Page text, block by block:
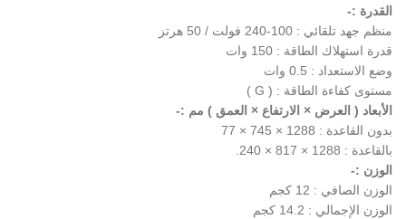
القدرة :-
منظم جهد تلقائي : 100-240 فولت / 50 هرتز
قدرة استهلاك الطاقة : 150 وات
وضع الاستعداد : 0.5 وات
مستوى كفاءة الطاقة : ( G )
الأبعاد ( العرض × الارتفاع × العمق ) مم :-
بدون القاعدة : 1288 × 745 × 77
بالقاعدة : 1288 × 817 × 240.
الوزن :-
الوزن الصافي : 12 كجم
الوزن الإجمالي : 14.2 كجم